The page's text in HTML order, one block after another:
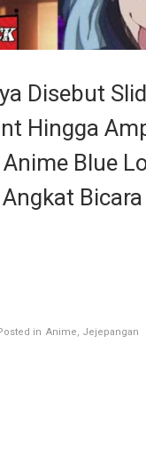
Disebut
Hingga
Blue
Bicara
in Anime Jejepangan